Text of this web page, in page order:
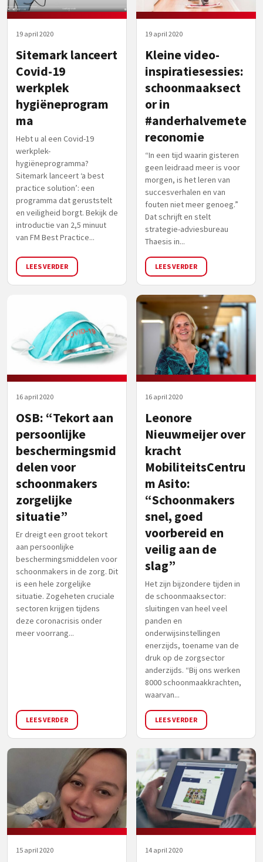
19 april 2020
Sitemark lanceert
Covid-19
werkplek
hygiëneprogram
ma
Hebt u al een Covid-19
werkplek-
hygiëneprogramma?
Sitemark lanceert ‘a best
practice solution’: een
programma dat geruststelt
en veiligheid borgt. Bekijk de
introductie van 2,5 minuut
van FM Best Practice...
LEES VERDER
19 april 2020
Kleine video-
inspiratiesessies:
schoonmaaksect
or in
#anderhalvemete
reconomie
“In een tijd waarin gisteren
geen leidraad meer is voor
morgen, is het leren van
succesverhalen en van
fouten niet meer genoeg.”
Dat schrijft en stelt
strategie-adviesbureau
Thaesis in...
LEES VERDER
16 april 2020
OSB: “Tekort aan
persoonlijke
beschermingsmid
delen voor
schoonmakers
zorgelijke
situatie”
Er dreigt een groot tekort
aan persoonlijke
beschermingsmiddelen voor
schoonmakers in de zorg. Dit
is een hele zorgelijke
situatie. Zogeheten cruciale
sectoren krijgen tijdens
deze coronacrisis onder
meer voorrang...
LEES VERDER
16 april 2020
Leonore
Nieuwmeijer over
kracht
MobiliteitsCentru
m Asito:
“Schoonmakers
snel, goed
voorbereid en
veilig aan de
slag”
Het zijn bijzondere tijden in
de schoonmaaksector:
sluitingen van heel veel
panden en
onderwijsinstellingen
enerzijds, toename van de
druk op de zorgsector
anderzijds. “Bij ons werken
8000 schoonmaakkrachten,
waarvan...
LEES VERDER
15 april 2020 14 april 2020